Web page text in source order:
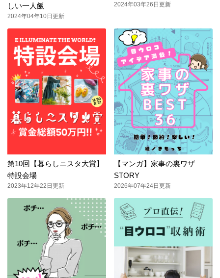
しい一人飯
2024年04年10日更新
2024年03年26日更新
第10回【暮らしニスタ大賞】
特設会場
2023年12年22日更新
【マンガ】家事の裏ワザ
STORY
2026年07年24日更新